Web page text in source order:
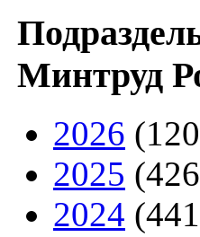
Минтруд
2026
2025
2024